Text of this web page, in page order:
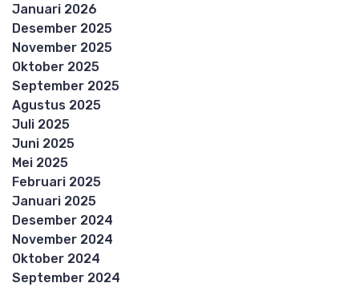
Januari 2026
Desember 2025
November 2025
Oktober 2025
September 2025
Agustus 2025
Juli 2025
Juni 2025
Mei 2025
Februari 2025
Januari 2025
Desember 2024
November 2024
Oktober 2024
September 2024